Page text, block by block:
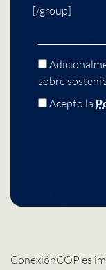
[/group]
sobre
Acepto la
ConexiónCOP es